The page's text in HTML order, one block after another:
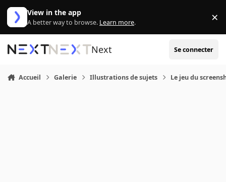
Aller au contenu
View in the app
A better way to browse. Learn more. ×
Next Se connecter
Accueil Galerie Illustrations de sujets Le jeu du